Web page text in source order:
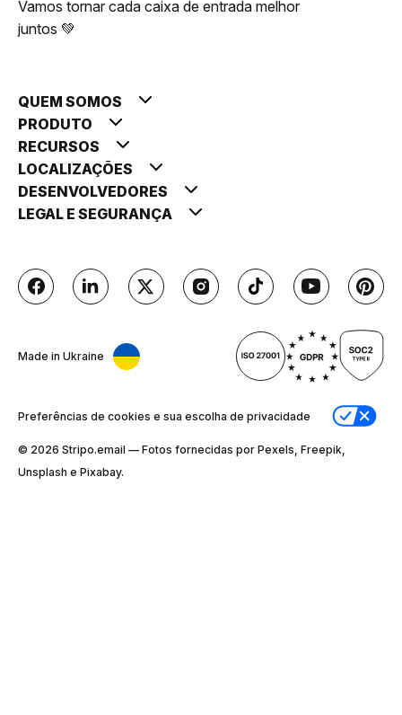
Vamos tornar cada caixa de entrada melhor
juntos 💚
QUEM SOMOS
PRODUTO
RECURSOS
LOCALIZAÇÕES
DESENVOLVEDORES
LEGAL E SEGURANÇA
Made in Ukraine
Preferências de cookies e sua escolha de privacidade
© 2026 Stripо.email — Fotos fornecidas por Pexels, Freepik,
Unsplash e Pixabay.